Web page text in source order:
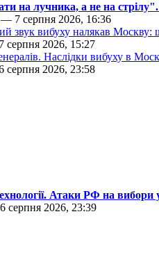
на лучника, а не на стрілу".
— 7 серпня 2026, 16:36
звук вибуху налякав Москву:
серпня 2026, 15:27
Наслідки вибуху в
серпня 2026, 23:58
Атаки РФ на вибори
серпня 2026, 23:39